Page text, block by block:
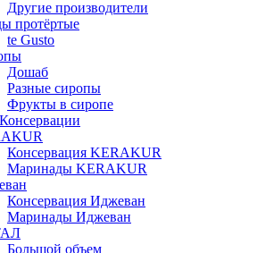
Другие производители
протёртые
te Gusto
Дошаб
Разные сиропы
Фрукты в сиропе
Консервация KERAKUR
Маринады KERAKUR
Консервация Иджеван
Маринады Иджеван
Большой объем